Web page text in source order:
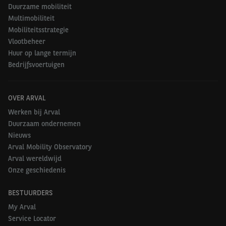
Voertuigen waarvoor geen CO
beschikbaar zijn, komen niet voor aftrek in
aanmerking.
Belasting BIK 2023
Voor het inkomstenjaar 2023 (belastingjaar 2024)
bedraagt het voordeel van alle aard ten minste
€1.540 per jaar, vóór aftrek van een eventuele eigen
bijdrage.
Duurzame mobiliteit
Multimobiliteit
Mobiliteitsstrategie
Vlootbeheer
Huur op lange termijn
Bedrijfsvoertuigen
OVER ARVAL
Werken bij Arval
Duurzaam ondernemen
Nieuws
Arval Mobility Observatory
Arval wereldwijd
Onze geschiedenis
BESTUURDERS
My Arval
Service Locator